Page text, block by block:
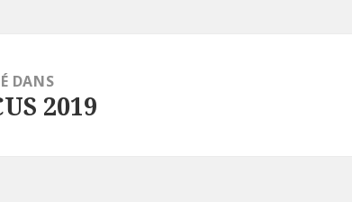
DANS
2019